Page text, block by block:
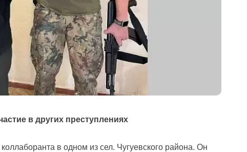
в других преступлениях
в одном из сел. Чугуевского района. Он